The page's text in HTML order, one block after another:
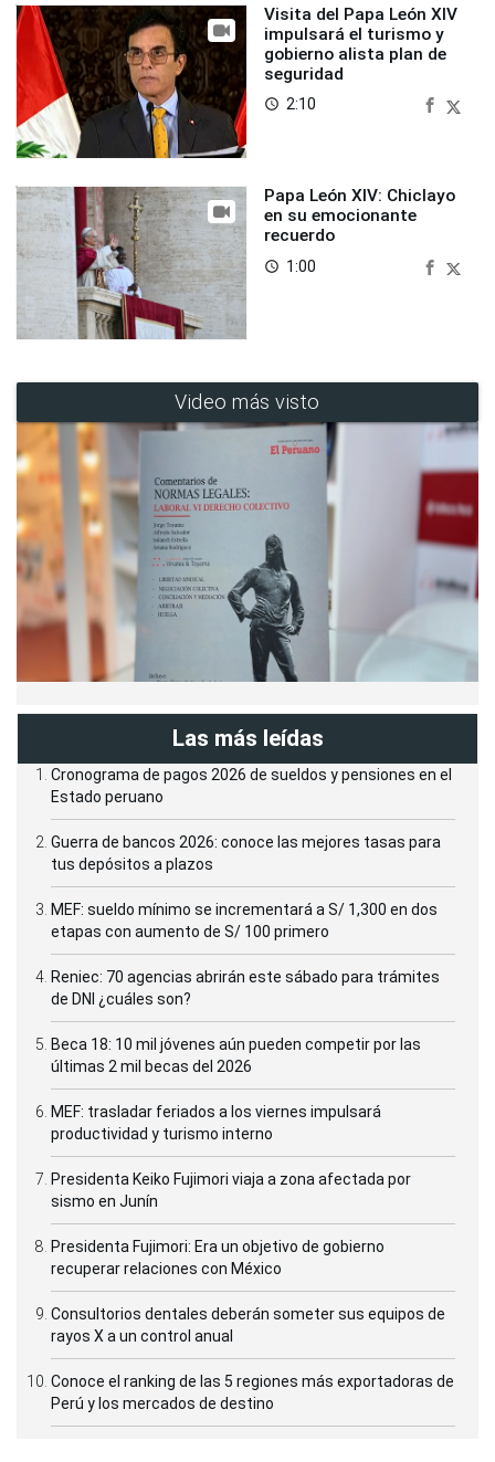
Visita del Papa León XIV
impulsará el turismo y
gobierno alista plan de
seguridad
access_time 2:10
Papa León XIV: Chiclayo
en su emocionante
recuerdo
access_time 1:00
Video más visto
Las más leídas
Cronograma de pagos 2026 de sueldos y pensiones en el
Estado peruano
Guerra de bancos 2026: conoce las mejores tasas para
tus depósitos a plazos
MEF: sueldo mínimo se incrementará a S/ 1,300 en dos
etapas con aumento de S/ 100 primero
Reniec: 70 agencias abrirán este sábado para trámites
de DNI ¿cuáles son?
Beca 18: 10 mil jóvenes aún pueden competir por las
últimas 2 mil becas del 2026
MEF: trasladar feriados a los viernes impulsará
productividad y turismo interno
Presidenta Keiko Fujimori viaja a zona afectada por
sismo en Junín
Presidenta Fujimori: Era un objetivo de gobierno
recuperar relaciones con México
Consultorios dentales deberán someter sus equipos de
rayos X a un control anual
Conoce el ranking de las 5 regiones más exportadoras de
Perú y los mercados de destino